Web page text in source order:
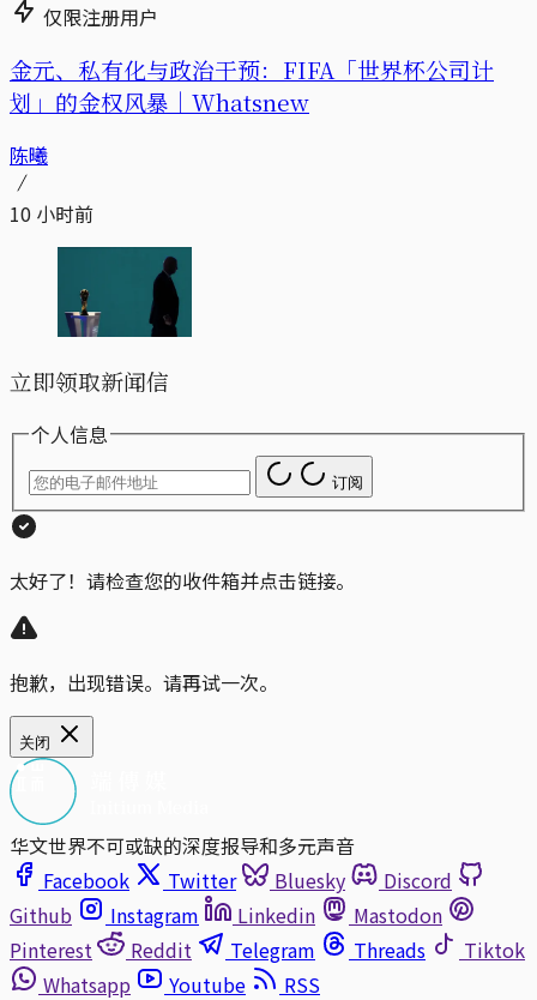
仅限注册用户
金元、私有化与政治干预：FIFA「世界杯公司计
划」的金权风暴｜Whatsnew
陈曦
10 小时前
立即领取新闻信
个人信息
订阅
太好了！请检查您的收件箱并点击链接。
抱歉，出现错误。请再试一次。
关闭
华文世界不可或缺的深度报导和多元声音
Facebook
Twitter Bluesky
Discord
Github
Instagram Linkedin
Mastodon
Pinterest
Reddit Telegram Threads
Tiktok
Whatsapp
Youtube
RSS